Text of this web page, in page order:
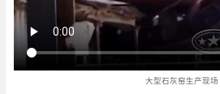
大型石灰窑生产现场